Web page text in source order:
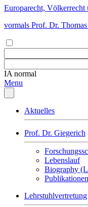
Europarecht, Völkerrecht
vormals Prof. Dr.
IA normal
Menu
Aktuelles
Prof. Dr. Giegerich
Lebenslauf
Biography
Publikationen
Lehrstuhlvertretung